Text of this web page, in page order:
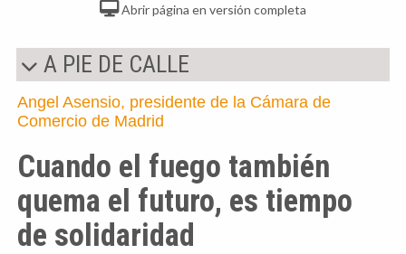
Abrir página en versión completa
A PIE DE CALLE
Angel Asensio, presidente de la Cámara de
Comercio de Madrid
Cuando el fuego también
quema el futuro, es tiempo
de solidaridad